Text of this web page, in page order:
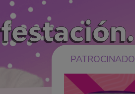
PATROCINADO